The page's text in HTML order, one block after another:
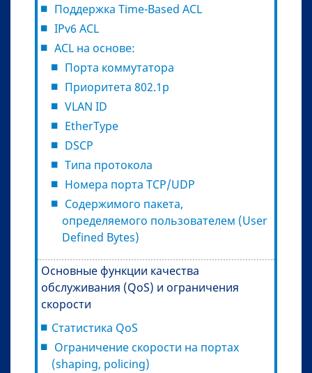
Поддержка Time-Based ACL
IPv6 ACL
ACL на основе:
Порта коммутатора
Приоритета 802.1p
VLAN ID
EtherType
DSCP
Типа протокола
Номера порта TCP/UDP
Содержимого пакета,
определяемого пользователем (User
Defined Bytes)
Основные функции качества
обслуживания (QoS) и ограничения
скорости
Статистика QoS
Ограничение скорости на портах
(shaping, policing)